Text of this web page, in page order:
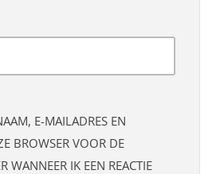
E-MAILADRES EN
BROWSER VOOR DE
WANNEER IK EEN REACTIE